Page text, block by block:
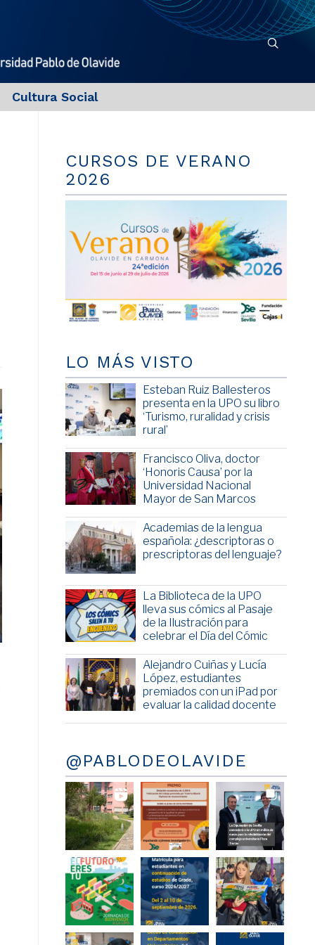
Cultura Social
CURSOS DE VERANO
2026
LO MÁS VISTO
Esteban Ruiz Ballesteros
presenta en la UPO su libro
‘Turismo, ruralidad y crisis
rural’
Francisco Oliva, doctor
‘Honoris Causa’ por la
Universidad Nacional
Mayor de San Marcos
Academias de la lengua
española: ¿descriptoras o
prescriptoras del lenguaje?
La Biblioteca de la UPO
lleva sus cómics al Pasaje
de la Ilustración para
celebrar el Día del Cómic
Alejandro Cuiñas y Lucía
López, estudiantes
premiados con un iPad por
evaluar la calidad docente
@PABLODEOLAVIDE